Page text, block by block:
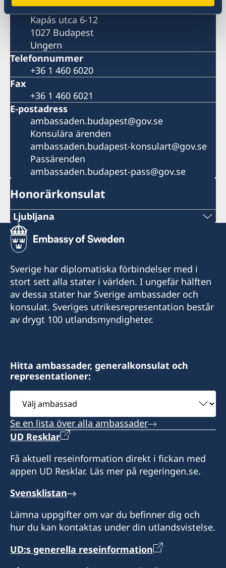
Sveriges ambassad
Kapás utca 6-12
1027 Budapest
Ungern
Telefonnummer
+36 1 460 6020
Fax
+36 1 460 6021
E-postadress
ambassaden.budapest@gov.se
Konsulära ärenden
ambassaden.budapest-konsulart@gov.se
Passärenden
ambassaden.budapest-pass@gov.se
Honorärkonsulat
Ljubljana
Telefonnummer:
+386 1-433 04 70
E-post:
office.ljubljana@swe-consulate.si
Sveriges honorära generalkonsulat
Öppettider: tisdag-torsdag 10.00-13.00
Konsulatet har inget bemyndigande att utfärda
pass
Honorär generalkonsul
Slobodan Sibinčič
Sverige har diplomatiska förbindelser med i
stort sett alla stater i världen. I ungefär hälften
av dessa stater har Sverige ambassader och
konsulat. Sveriges utrikesrepresentation består
av drygt 100 utlandsmyndigheter.
Hitta ambassader, generalkonsulat och
representationer:
Välj
ambassad
Se en lista över alla ambassader
UD Resklar
Få aktuell reseinformation direkt i fickan med
appen UD Resklar. Läs mer på regeringen.se.
Svensklistan
Lämna uppgifter om var du befinner dig och
hur du kan kontaktas under din utlandsvistelse.
UD:s generella reseinformation